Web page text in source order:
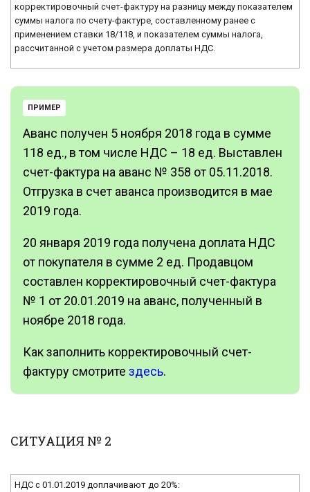
корректировочный счет-фактуру на разницу между показателем
суммы налога по счету-фактуре, составленному ранее с
применением ставки 18/118, и показателем суммы налога,
рассчитанной с учетом размера доплаты НДС.
ПРИМЕР
Аванс получен 5 ноября 2018 года в сумме
118 ед., в том числе НДС – 18 ед. Выставлен
счет-фактура на аванс № 358 от 05.11.2018.
Отгрузка в счет аванса производится в мае
2019 года.
20 января 2019 года получена доплата НДС
от покупателя в сумме 2 ед. Продавцом
составлен корректировочный счет-фактура
№ 1 от 20.01.2019 на аванс, полученный в
ноябре 2018 года.
Как заполнить корректировочный счет-
фактуру смотрите здесь.
СИТУАЦИЯ № 2
НДС с 01.01.2019 доплачивают до 20%: